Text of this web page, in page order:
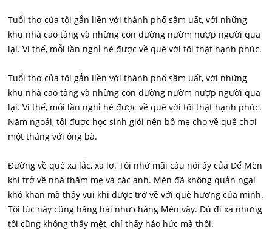
Tuổi thơ của tôi gắn liền với thành phố sầm uất, với những
khu nhà cao tầng và những con đường nườm nượp người qua
lại. Vì thế, mỗi lần nghỉ hè được về quê với tôi thật hạnh phúc.
Tuổi thơ của tôi gắn liền với thành phố sầm uất, với những
khu nhà cao tầng và những con đường nườm nượp người qua
lại. Vì thế, mỗi lần nghỉ hè được về quê với tôi thật hạnh phúc.
Năm ngoái, tôi được học sinh giỏi nên bố mẹ cho về quê chơi
một tháng với ông bà.
Đường về quê xa lắc, xa lơ. Tôi nhớ mãi câu nói ấy của Dế Mèn
khi trở về nhà thăm mẹ và các anh. Mèn đã không quản ngại
khó khăn mà thấy vui khi được trở về với quê hương của mình.
Tôi lúc này cũng hăng hái như chàng Mèn vậy. Dù đi xa nhưng
tôi cũng không thấy mệt, chỉ thấy háo hức mà thôi.